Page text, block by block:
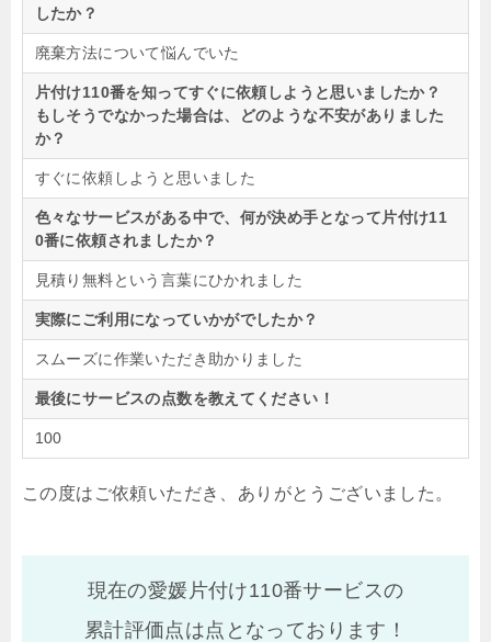
したか？
廃棄方法について悩んでいた
片付け110番を知ってすぐに依頼しようと思いましたか？
もしそうでなかった場合は、どのような不安がありました
か？
すぐに依頼しようと思いました
色々なサービスがある中で、何が決め手となって片付け11
0番に依頼されましたか？
見積り無料という言葉にひかれました
実際にご利用になっていかがでしたか？
スムーズに作業いただき助かりました
最後にサービスの点数を教えてください！
100
この度はご依頼いただき、ありがとうございました。
現在の愛媛片付け110番サービスの
累計評価点は点となっております！